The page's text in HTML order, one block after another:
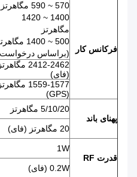
فرکانس کار
570 ~ 590
1400 ~ 1420
مگاهرتز
500 ~ 1400
(براساس
2412-2462 مگاهرتز
(فای)
1559-1577 مگاهرتز
(GPS)
پهنای باند
5/10/20 مگاهرتز
20 مگاهرتز (فای)
قدرت RF
1W
0.2W (فای)